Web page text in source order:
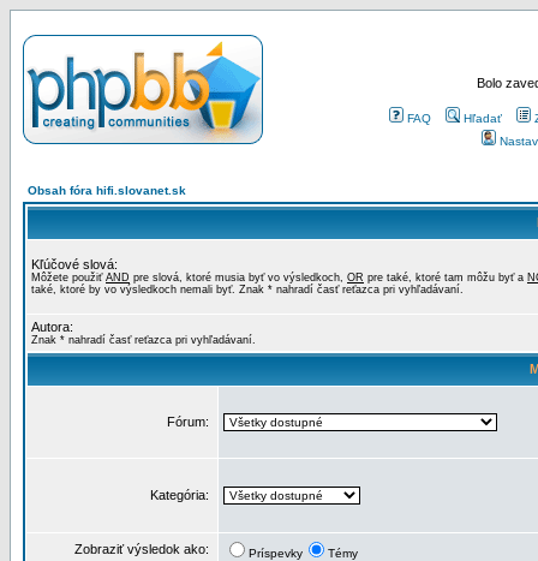
Bolo
FAQ Hľadať
Obsah fóra hifi.slovanet.sk
Kľúčové slová:
Môžete použiť AND pre slová, ktoré musia byť vo výsledkoch, OR pre také, ktoré tam môžu byť a
také, ktoré by vo výsledkoch nemali byť. Znak * nahradí časť reťazca pri vyhľadávaní.
Autora:
Znak * nahradí časť reťazca pri vyhľadávaní.
Fórum:
Kategória:
Zobraziť výsledok ako: Príspevky Témy